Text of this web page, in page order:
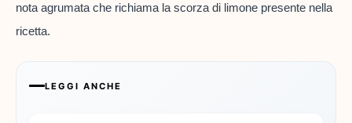
nota agrumata che richiama la scorza di limone presente nella
ricetta.
LEGGI ANCHE